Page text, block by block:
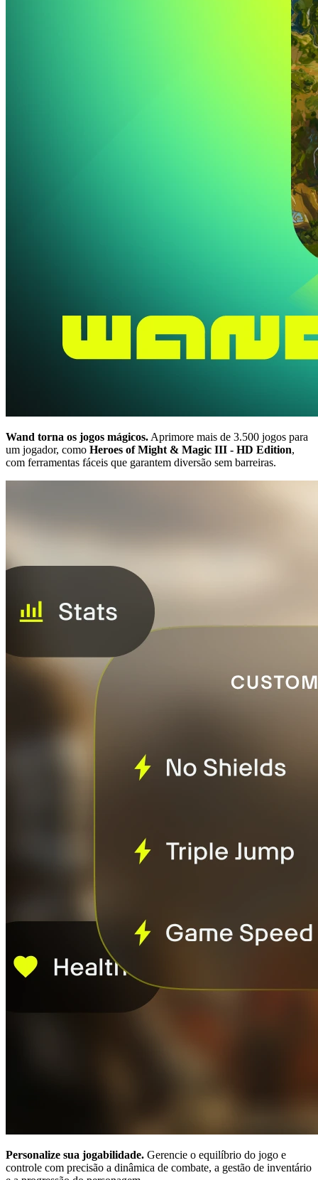
Wand torna os jogos mágicos. Aprimore mais de 3.500 jogos para
um jogador, como Heroes of Might & Magic III - HD Edition,
com ferramentas fáceis que garantem diversão sem barreiras.
Personalize sua jogabilidade. Gerencie o equilíbrio do jogo e
controle com precisão a dinâmica de combate, a gestão de inventário